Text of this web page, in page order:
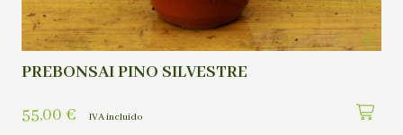
PREBONSAI PINO SILVESTRE
55,00 € IVA incluído